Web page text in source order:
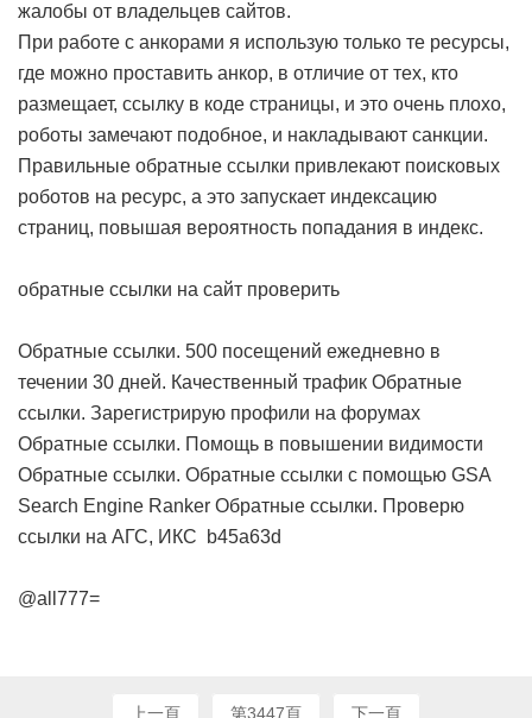
жалобы от владельцев сайтов.
При работе с анкорами я использую только те ресурсы,
где можно проставить анкор, в отличие от тех, кто
размещает, ссылку в коде страницы, и это очень плохо,
роботы замечают подобное, и накладывают санкции.
Правильные обратные ссылки привлекают поисковых
роботов на ресурс, а это запускает индексацию
страниц, повышая вероятность попадания в индекс.
обратные ссылки на сайт проверить
Обратные ссылки. 500 посещений ежедневно в
течении 30 дней. Качественный трафик Обратные
ссылки. Зарегистрирую профили на форумах
Обратные ссылки. Помощь в повышении видимости
Обратные ссылки. Обратные ссылки с помощью GSA
Search Engine Ranker Обратные ссылки. Проверю
ссылки на АГС, ИКС b45a63d
@all777=
上一頁 第3447頁 下一頁